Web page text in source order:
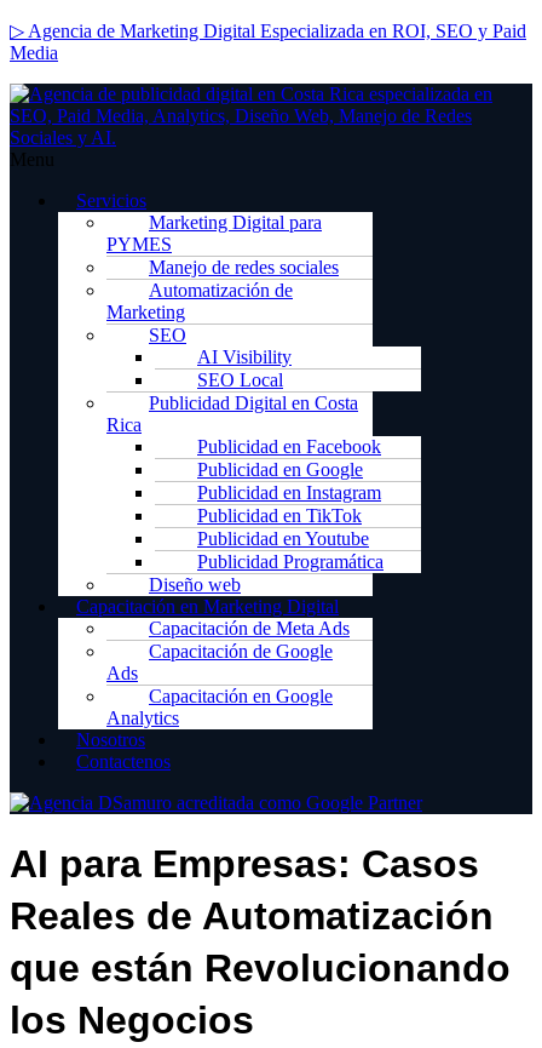
▷ Agencia de Marketing Digital Especializada en ROI, SEO y Paid
Media
Menu
Servicios
Marketing Digital para
PYMES
Manejo de redes sociales
Automatización de
Marketing
SEO
AI Visibility
SEO Local
Publicidad Digital en Costa
Rica
Publicidad en Facebook
Publicidad en Google
Publicidad en Instagram
Publicidad en TikTok
Publicidad en Youtube
Publicidad Programática
Diseño web
Capacitación en Marketing Digital
Capacitación de Meta Ads
Capacitación de Google
Ads
Capacitación en Google
Analytics
Nosotros
Contactenos
AI para Empresas: Casos
Reales de Automatización
que están Revolucionando
los Negocios